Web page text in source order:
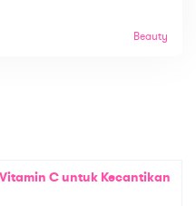
Beauty
C untuk Kecantikan